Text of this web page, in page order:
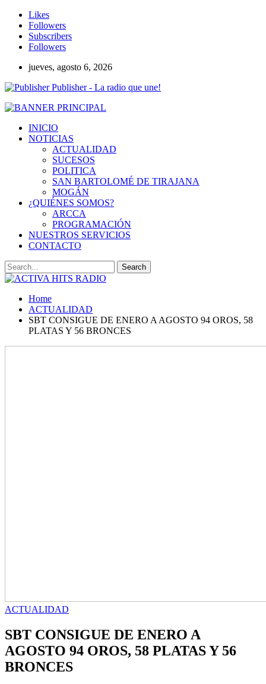
Likes
Followers
Subscribers
Followers
jueves, agosto 6, 2026
Publisher - La radio que une!
INICIO
NOTICIAS
ACTUALIDAD
SUCESOS
POLITICA
SAN BARTOLOMÉ DE TIRAJANA
MOGÁN
¿QUIÉNES SOMOS?
ARCCA
PROGRAMACIÓN
NUESTROS SERVICIOS
CONTACTO
Home
ACTUALIDAD
SBT CONSIGUE DE ENERO A AGOSTO 94 OROS, 58
PLATAS Y 56 BRONCES
ACTUALIDAD
SBT CONSIGUE DE ENERO A
AGOSTO 94 OROS, 58 PLATAS Y 56
BRONCES